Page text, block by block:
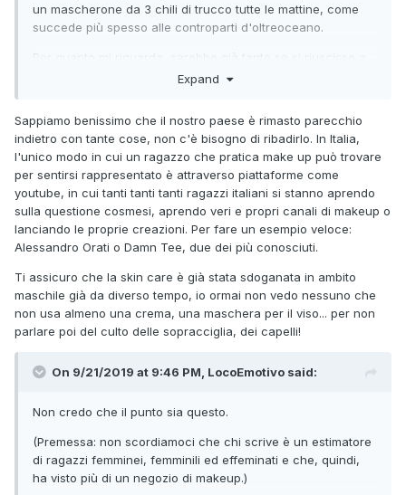
un mascherone da 3 chili di trucco tutte le mattine, come
succede più spesso alle controparti d'oltreoceano.
sdoganare lo skin care, di cui tutti hanno bisogno, chi più o
ricorso a certi prodotti senza cognizione di causa, come un
vezzo animato dal marketing.
Expand
Sappiamo benissimo che il nostro paese è rimasto parecchio
indietro con tante cose, non c'è bisogno di ribadirlo. In Italia,
l'unico modo in cui un ragazzo che pratica make up può trovare
per sentirsi rappresentato è attraverso piattaforme come
youtube, in cui tanti tanti tanti ragazzi italiani si stanno aprendo
sulla questione cosmesi, aprendo veri e propri canali di makeup o
lanciando le proprie creazioni. Per fare un esempio veloce:
Alessandro Orati o Damn Tee, due dei più conosciuti.
Ti assicuro che la skin care è già stata sdoganata in ambito
maschile già da diverso tempo, io ormai non vedo nessuno che
non usa almeno una crema, una maschera per il viso... per non
parlare poi del culto delle sopracciglia, dei capelli!
On 9/21/2019 at 9:46 PM, LocoEmotivo said:
Non credo che il punto sia questo.
(Premessa: non scordiamoci che chi scrive è un estimatore
di ragazzi femminei, femminili ed effeminati e che, quindi,
ha visto più di un negozio di makeup.)